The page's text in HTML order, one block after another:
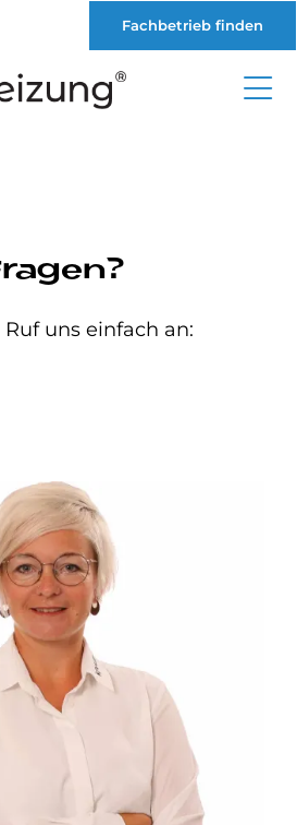
Fachbetrieb finden
uns einfach an: